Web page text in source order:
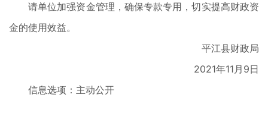
请单位加强资金管理，确保专款专用，切实提高财政资
金的使用效益。
平江县财政局
2021年11月9日
信息选项：主动公开